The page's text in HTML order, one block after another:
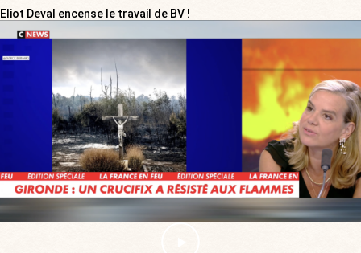
Eliot Deval encense le travail de BV !